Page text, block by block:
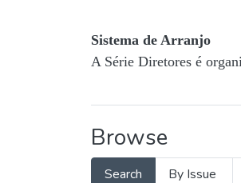
Sistema de Arranjo
A Série Diretores é
Browse
Search
By Issue